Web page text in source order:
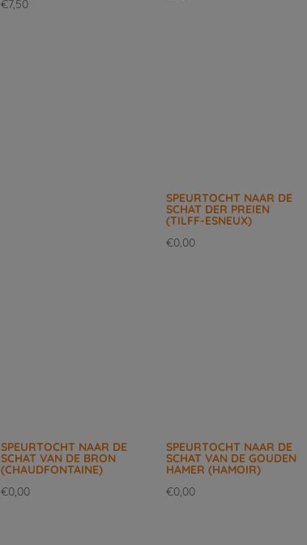
€7,50
SPEURTOCHT NAAR DE
SCHAT DER PREIEN
(TILFF-ESNEUX)
€0,00
SPEURTOCHT NAAR DE
SCHAT VAN DE BRON
(CHAUDFONTAINE)
€0,00
SPEURTOCHT NAAR DE
SCHAT VAN DE GOUDEN
HAMER (HAMOIR)
€0,00